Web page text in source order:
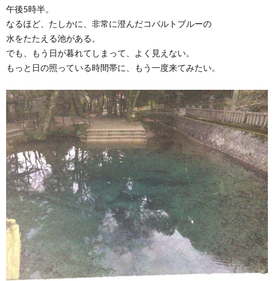
午後5時半。
なるほど、たしかに、非常に澄んだコバルトブルーの
水をたたえる池がある。
でも、もう日が暮れてしまって、よく見えない。
もっと日の照っている時間帯に、もう一度来てみたい。